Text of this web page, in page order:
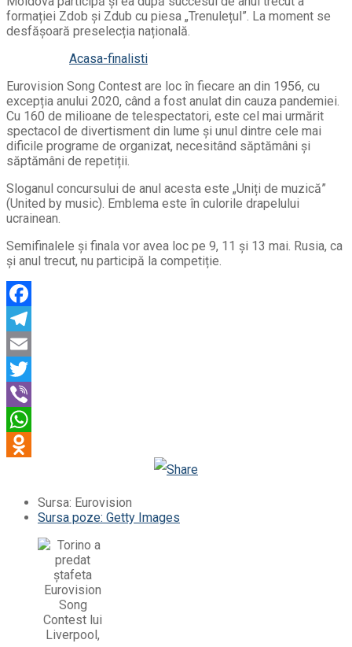
formației Zdob și Zdub cu piesa „Trenulețul”. La moment se
desfășoară preselecția națională.
Acasa-finalisti
Eurovision Song Contest are loc în fiecare an din 1956, cu
excepția anului 2020, când a fost anulat din cauza pandemiei.
Cu 160 de milioane de telespectatori, este cel mai urmărit
spectacol de divertisment din lume și unul dintre cele mai
dificile programe de organizat, necesitând săptămâni și
săptămâni de repetiții.
Sloganul concursului de anul acesta este „Uniți de muzică”
(United by music). Emblema este în culorile drapelului
ucrainean.
Semifinalele și finala vor avea loc pe 9, 11 și 13 mai. Rusia, ca
și anul trecut, nu participă la competiție.
Odnoklassniki
Sursa: Eurovision
Sursa poze: Getty Images